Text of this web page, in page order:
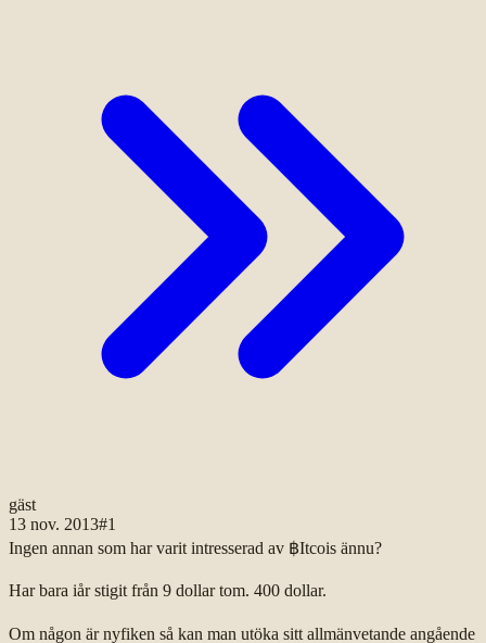
gäst
13 nov. 2013#1
Ingen annan som har varit intresserad av ฿Itcois ännu?
Har bara iår stigit från 9 dollar tom. 400 dollar.
Om någon är nyfiken så kan man utöka sitt allmänvetande angående